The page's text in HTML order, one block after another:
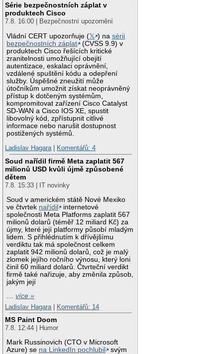
Série bezpečnostních záplat v
produktech Cisco
7.8. 16:00 | Bezpečnostní upozornění
Vládní CERT upozorňuje (𝕏 ) nasérii
bezpečnostních záplat
(CVSS 9.9) v
produktech Cisco řešících kritické
zranitelnosti umožňující obejití
autentizace, eskalaci oprávnění,
vzdálené spuštění kódu a odepření
služby. Úspěšné zneužití může
útočníkům umožnit získat neoprávněný
přístup k dotčeným systémům,
kompromitovat zařízení Cisco Catalyst
SD-WAN a Cisco IOS XE, spustit
libovolný kód, zpřístupnit citlivé
informace nebo narušit dostupnost
postižených systémů.
Ladislav Hagara| Komentářů: 4
Soud nařídil firmě Meta zaplatit 567
milionů USD kvůli újmě způsobené
dětem
7.8. 15:33 | IT novinky
Soud v americkém státě Nové Mexiko
ve čtvrtek nařídil
internetové
společnosti Meta Platforms zaplatit 567
milionů dolarů (téměř 12 miliard Kč) za
újmy, které její platformy působí mladým
lidem. S přihlédnutím k dřívějšímu
verdiktu tak má společnost celkem
zaplatit 942 milionů dolarů, což je malý
zlomek jejího ročního výnosu, který loni
činil 60 miliard dolarů. Čtvrteční verdikt
firmě také nařizuje, aby změnila způsob,
jakým její
…více »
Ladislav Hagara
Komentářů: 14
MS Paint Doom
7.8. 12:44 | Humor
Mark Russinovich (CTO v Microsoft
Azure) se na LinkedIn pochlubil
svým